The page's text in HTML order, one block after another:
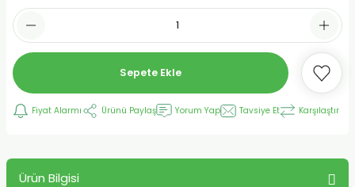
Sepete Ekle
Fiyat Alarmı Ürünü Paylaş Yorum Yap Tavsiye Et Karşılaştır
Ürün Bilgisi